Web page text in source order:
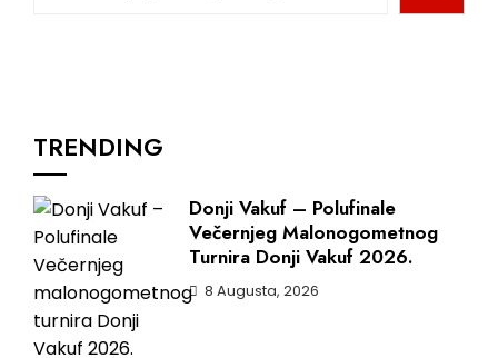
TRENDING
Donji Vakuf – Polufinale
Večernjeg Malonogometnog
Turnira Donji Vakuf 2026.
8 Augusta, 2026